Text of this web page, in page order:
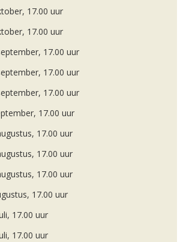
17.00 uur
17.00 uur
17.00 uur
17.00 uur
17.00 uur
17.00 uur
17.00 uur
17.00 uur
17.00 uur
17.00 uur
17.00 uur
17.00 uur